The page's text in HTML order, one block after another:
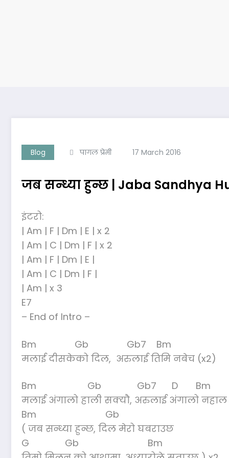
Blog पागल प्रेमी 17 March 2016
जब सन्ध्या हुन्छ | Jaba Sandhya
इंटरो:
| Am | F | Dm | E | x 2
| Am | C | Dm | F | x 2
| Am | F | Dm | E |
| Am | C | Dm | F |
| Am | x 3
E7
– End of Intro –
Bm Gb Gb7 Bm
मलाई दीसकेको दिल, अरुलाई तिमि नबेच (x2)
Bm Gb Gb7 D Bm
मलाई अंगालो हाली सक्यौ, अरुलाई अंगालो
Bm Gb
( जब सन्ध्या हुन्छ, दिल मेरो घबराउछ
G Gb Bm